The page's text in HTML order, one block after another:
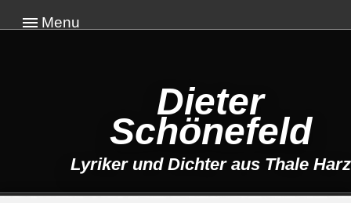
Menu
Dieter
Schönefeld
Lyriker und Dichter aus Thale Harz